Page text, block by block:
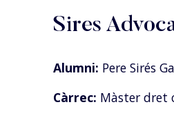
Sires
Alumni: Pere Sirés
Càrrec: Màster dret